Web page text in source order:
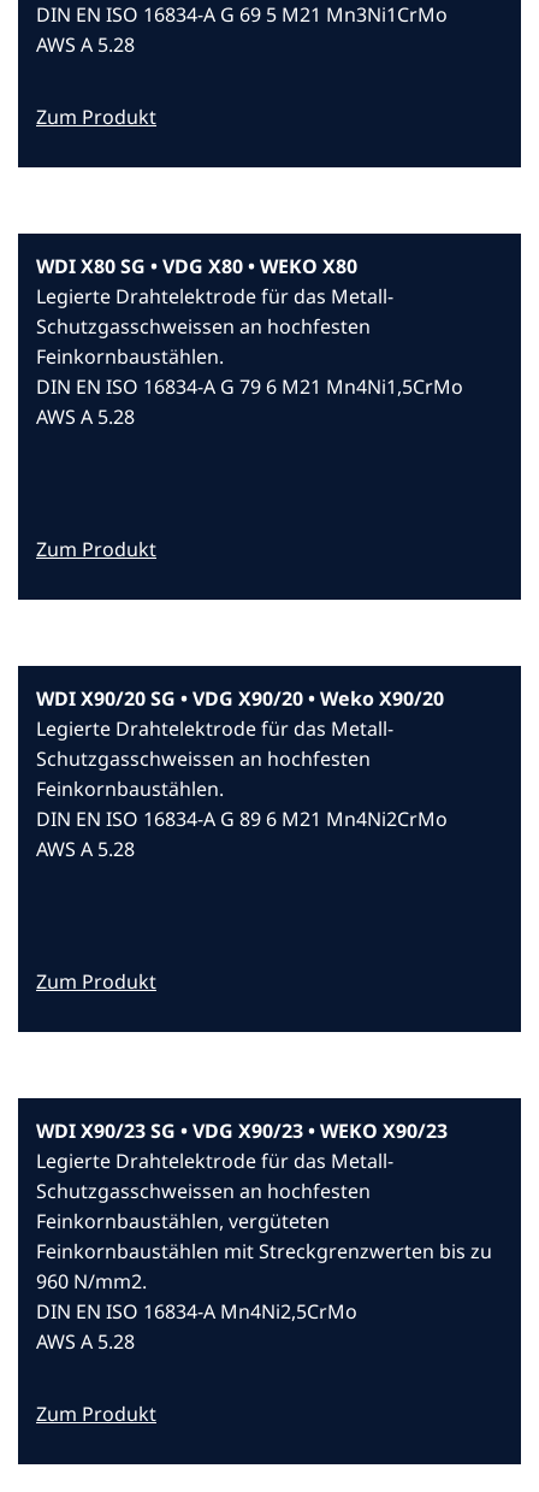
DIN EN ISO 16834-A G 69 5 M21 Mn3Ni1CrMo
AWS A 5.28
Zum Produkt
WDI X80 SG • VDG X80 • WEKO X80
Legierte Drahtelektrode für das Metall-
Schutzgasschweissen an hochfesten
Feinkornbaustählen.
DIN EN ISO 16834-A G 79 6 M21 Mn4Ni1,5CrMo
AWS A 5.28
Zum Produkt
WDI X90/20 SG • VDG X90/20 • Weko X90/20
Legierte Drahtelektrode für das Metall-
Schutzgasschweissen an hochfesten
Feinkornbaustählen.
DIN EN ISO 16834-A G 89 6 M21 Mn4Ni2CrMo
AWS A 5.28
Zum Produkt
WDI X90/23 SG • VDG X90/23 • WEKO X90/23
Legierte Drahtelektrode für das Metall-
Schutzgasschweissen an hochfesten
Feinkornbaustählen, vergüteten
Feinkornbaustählen mit Streckgrenzwerten bis zu
960 N/mm2.
DIN EN ISO 16834-A Mn4Ni2,5CrMo
AWS A 5.28
Zum Produkt